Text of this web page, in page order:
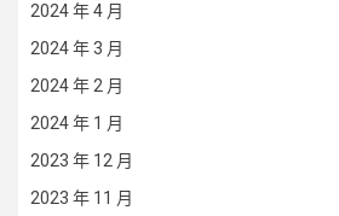
2024 年 4 月
2024 年 3 月
2024 年 2 月
2024 年 1 月
2023 年 12 月
2023 年 11 月